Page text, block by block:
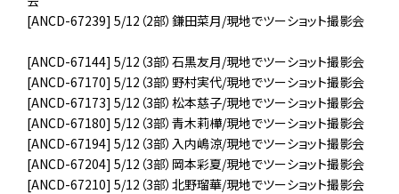
[ANCD-67239] 5/12（2部）鎌田菜月/現地でツーショット撮影会
[ANCD-67144] 5/12（3部）石黒友月/現地でツーショット撮影会
[ANCD-67170] 5/12（3部）野村実代/現地でツーショット撮影会
[ANCD-67173] 5/12（3部）松本慈子/現地でツーショット撮影会
[ANCD-67180] 5/12（3部）青木莉樺/現地でツーショット撮影会
[ANCD-67194] 5/12（3部）入内嶋涼/現地でツーショット撮影会
[ANCD-67204] 5/12（3部）岡本彩夏/現地でツーショット撮影会
[ANCD-67210] 5/12（3部）北野瑠華/現地でツーショット撮影会